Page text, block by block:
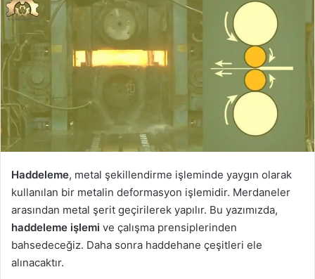
Haddeleme, metal şekillendirme işleminde yaygın olarak
kullanılan bir metalin deformasyon işlemidir. Merdaneler
arasından metal şerit geçirilerek yapılır. Bu yazımızda,
haddeleme işlemi ve çalışma prensiplerinden
bahsedeceğiz. Daha sonra haddehane çeşitleri ele
alınacaktır.